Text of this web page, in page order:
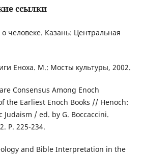
ссылки
человеке. Казань: Центральная
Еноха. М.: Мосты культуры, 2002.
Consensus Among Enoch
the Earliest Enoch Books // Henoch:
Judaism / ed. by G. Boccaccini.
P. 225-234.
and Bible Interpretation in the